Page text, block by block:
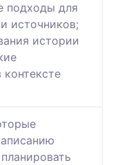
подходы для
источников;
истории
контексте